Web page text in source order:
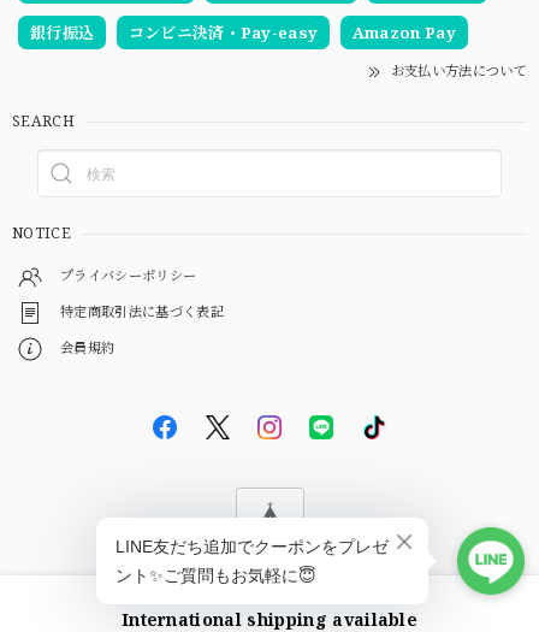
銀行振込 コンビニ決済・Pay-easy Amazon Pay
お支払い方法について
SEARCH
NOTICE
プライバシーポリシー
特定商取引法に基づく表記
会員規約
© EBiS GEM
International shipping available